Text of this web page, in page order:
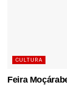
CULTURA
Feira